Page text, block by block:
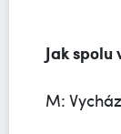
Jak
M: